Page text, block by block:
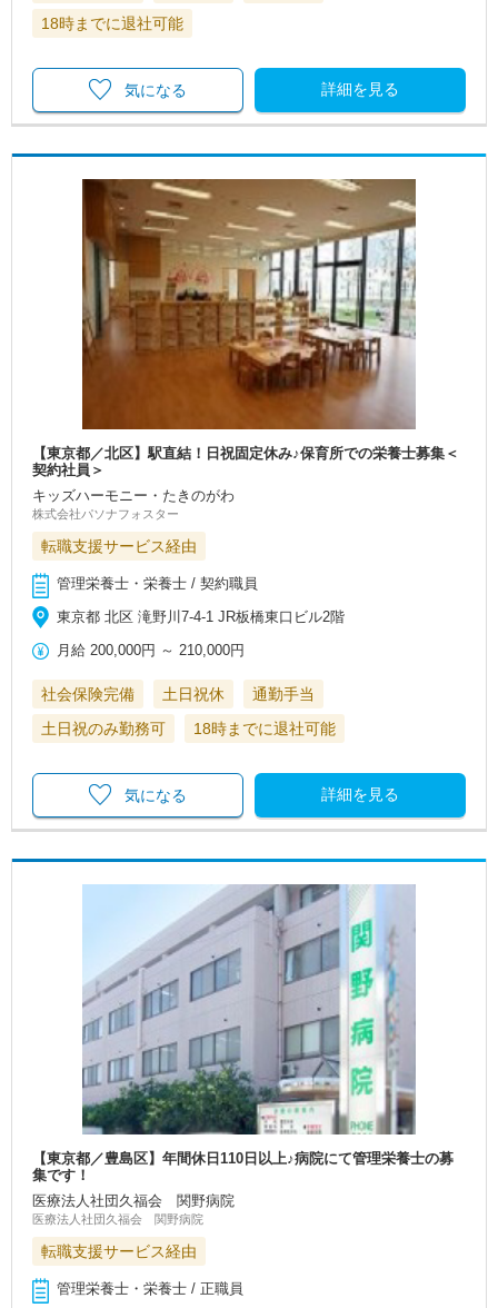
18時までに退社可能
詳細を見る
気になる
【東京都／北区】駅直結！日祝固定休み♪保育所での栄養士募集＜
契約社員＞
キッズハーモニー・たきのがわ
株式会社パソナフォスター
転職支援サービス経由
管理栄養士・栄養士 / 契約職員
東京都 北区 滝野川7-4-1 JR板橋東口ビル2階
月給 200,000円 ～210,000円
社会保険完備 土日祝休
通勤手当
土日祝のみ勤務可
18時までに退社可能
詳細を見る
気になる
【東京都／豊島区】年間休日110日以上♪病院にて管理栄養士の募
集です！
医療法人社団久福会 関野病院
医療法人社団久福会 関野病院
転職支援サービス経由
管理栄養士・栄養士 / 正職員